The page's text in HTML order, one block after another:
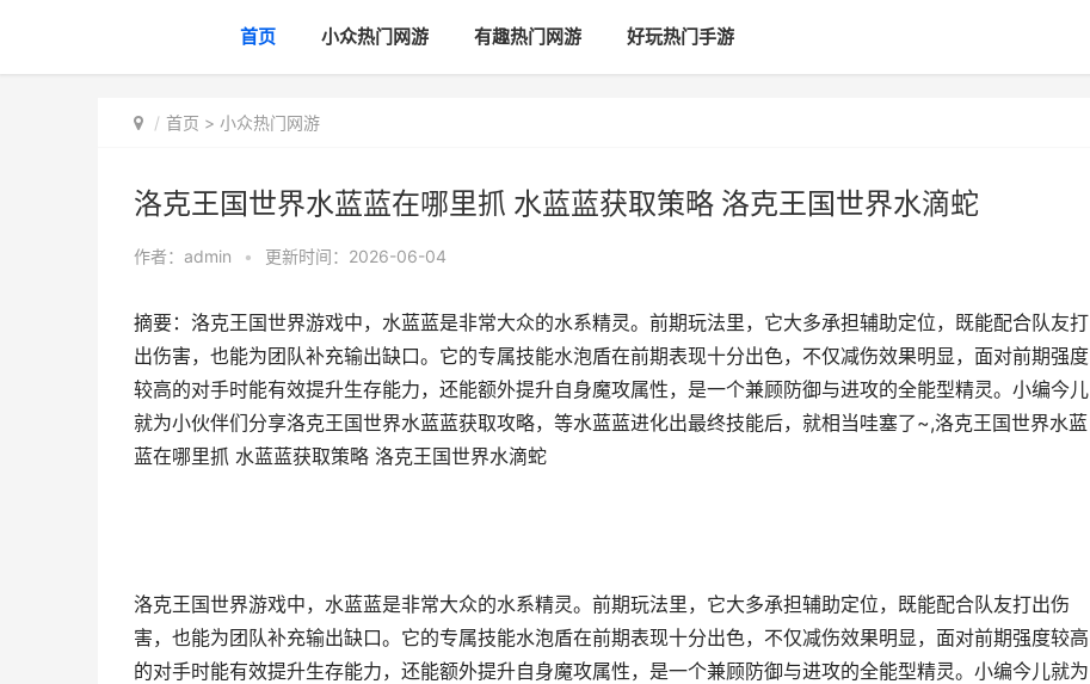
首页 小众热门网游 有趣热门网游 好玩热门手游
首页 > 小众热门网游
洛克王国世界水蓝蓝在哪里抓 水蓝蓝获取策略 洛克王国世界水滴蛇
作者： admin • 更新时间：2026-06-04
摘要：洛克王国世界游戏中，水蓝蓝是非常大众的水系精灵。前期玩法里，它大多承担辅助定位，既能配合队友打
出伤害，也能为团队补充输出缺口。它的专属技能水泡盾在前期表现十分出色，不仅减伤效果明显，面对前期强度
较高的对手时能有效提升生存能力，还能额外提升自身魔攻属性，是一个兼顾防御与进攻的全能型精灵。小编今儿
就为小伙伴们分享洛克王国世界水蓝蓝获取攻略，等水蓝蓝进化出最终技能后，就相当哇塞了~,洛克王国世界水蓝
蓝在哪里抓 水蓝蓝获取策略 洛克王国世界水滴蛇
洛克王国世界游戏中，水蓝蓝是非常大众的水系精灵。前期玩法里，它大多承担辅助定位，既能配合队友打出伤
害，也能为团队补充输出缺口。它的专属技能水泡盾在前期表现十分出色，不仅减伤效果明显，面对前期强度较高
的对手时能有效提升生存能力，还能额外提升自身魔攻属性，是一个兼顾防御与进攻的全能型精灵。小编今儿就为